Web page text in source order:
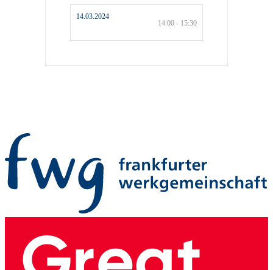
14.03.2024
14:00 - 15:30